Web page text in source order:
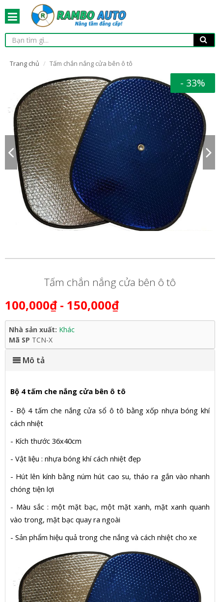
Trang chủ Tấm chắn nắng cửa bên ô tô
- 33%
Tấm chắn nắng cửa bên ô tô
100,000₫- 150,000₫
Nhà sản xuất: Khác
Mã SP TCN-X
Mô tả
Bộ 4 tấm che nắng cửa bên ô tô
- Bộ 4 tấm che nắng cửa sổ ô tô bằng xốp nhựa bóng khí
cách nhiệt
- Kích thước 36x40cm
- Vật liệu : nhựa bóng khí cách nhiệt đẹp
- Hút lên kính bằng núm hút cao su, tháo ra gắn vào nhanh
chóng tiện lợi
- Màu sắc : một mặt bạc, một mặt xanh, mặt xanh quanh
vào trong, mặt bạc quay ra ngoài
- Sản phẩm hiệu quả trong che nắng và cách nhiệt cho xe